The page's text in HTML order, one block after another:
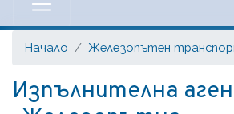
на
Начало Железопътен
Изпълнителна